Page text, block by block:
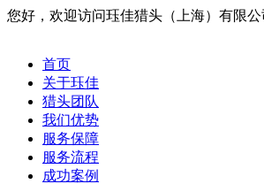
您好，欢迎访问珏佳猎头（上海）有限公
首页
关于珏佳
猎头团队
我们优势
服务保障
服务流程
成功案例